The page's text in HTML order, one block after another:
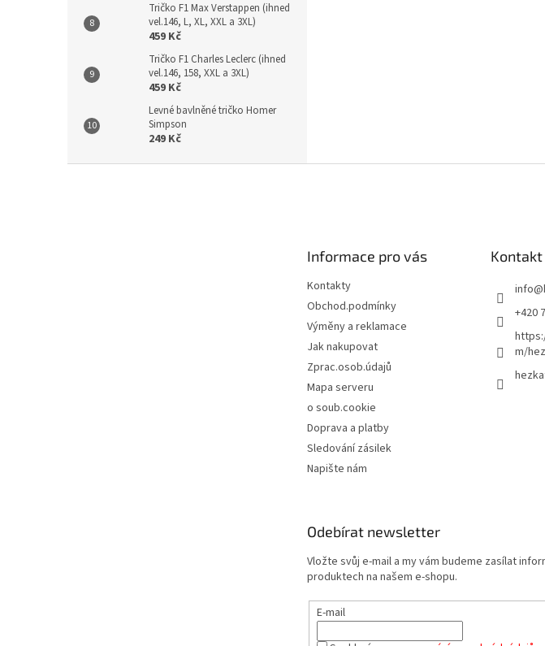
Tričko F1 Max Verstappen (ihned
vel.146, L, XL, XXL a 3XL)
459 Kč
Tričko F1 Charles Leclerc (ihned
vel.146, 158, XXL a 3XL)
459 Kč
Levné bavlněné tričko Homer
Simpson
249 Kč
Informace pro vás
Kontakty
Obchod.podmínky
Výměny a reklamace
Jak nakupovat
Zprac.osob.údajů
Mapa serveru
o soub.cookie
Doprava a platby
Sledování zásilek
Napište nám
Kontakt
info@
+420
m/
Odebírat newsletter
Vložte svůj e-mail a my vám budeme zasílat
produktech na našem e-shopu.
E-mail